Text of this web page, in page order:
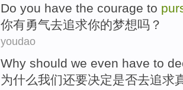
Do you have the courage to
你有勇气去追求你的梦想吗？
youdao
Why should we even have to
为什么我们还要决定是否去追求